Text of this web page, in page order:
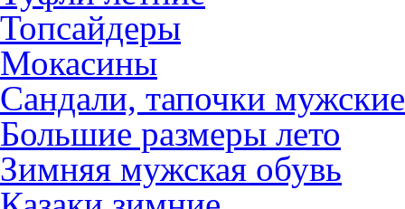
Топсайдеры
Мокасины
Сандали, тапочки мужские
Большие размеры лето
Зимняя мужская обувь